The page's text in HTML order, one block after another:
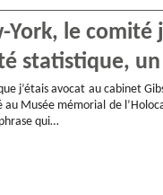
York, le
statistique,
j’étais avocat au cabinet
au Musée mémorial de
qui…